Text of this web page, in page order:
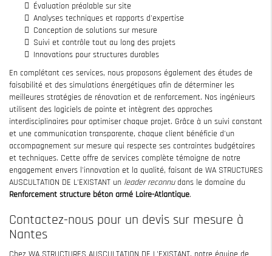
Évaluation préalable sur site
Analyses techniques et rapports d'expertise
Conception de solutions sur mesure
Suivi et contrôle tout au long des projets
Innovations pour structures durables
En complétant ces services, nous proposons également des études de
faisabilité et des simulations énergétiques afin de déterminer les
meilleures stratégies de rénovation et de renforcement. Nos ingénieurs
utilisent des logiciels de pointe et intègrent des approches
interdisciplinaires pour optimiser chaque projet. Grâce à un suivi constant
et une communication transparente, chaque client bénéficie d'un
accompagnement sur mesure qui respecte ses contraintes budgétaires
et techniques. Cette offre de services complète témoigne de notre
engagement envers l'innovation et la qualité, faisant de WA STRUCTURES
AUSCULTATION DE L'EXISTANT un leader reconnudans le domaine du
Renforcement structure béton armé Loire-Atlantique.
Contactez-nous pour un devis sur mesure à
Nantes